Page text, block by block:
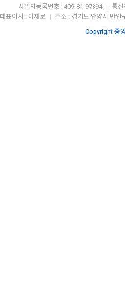
사업자등록번호 : 409-81-97394 | 통
대표이사 : 이재로 | 주소 : 경기도 안양시 만
Copyright 중